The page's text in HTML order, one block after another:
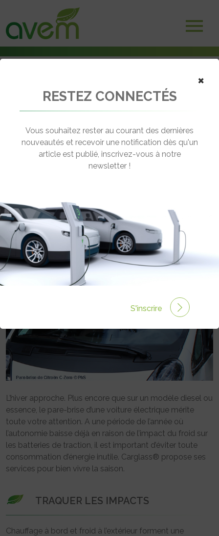
Entretien d’un pare-brise en hiver
← Revenir aux actualités
HIVER
Rédigé par Publi-reportage le 10 Nov 2020 à 00:00
commentaires
L’hiver approche. Plus encore que sur un modèle diesel ou
essence, le pare-brise d’une voiture électrique mérite
toute votre attention. A une période de l’année où
l’autonomie baisse déjà en raison de l’impact du froid sur
les batteries de traction, il est important d’éviter toute
consommation d’énergie inutile. Carglass® propose ses
services pour bien vivre la saison.
TRAQUER LES IMPACTS
Chauffage à bord et froid à l’extérieur forment une
×
RESTEZ CONNECTÉS
Vous souhaitez rester au courant des dernières
nouveautés et recevoir une notification dès qu'un
article est publié, inscrivez-vous à notre
newsletter !
S'inscrire